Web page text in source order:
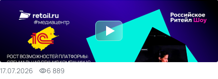
17.07.2026 6 889